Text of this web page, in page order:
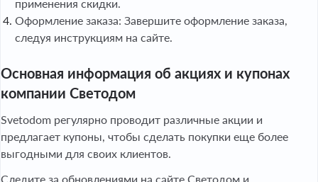
применения скидки.
Оформление заказа: Завершите оформление заказа,
следуя инструкциям на сайте.
Основная информация об акциях и купонах
компании Светодом
Svetodom регулярно проводит различные акции и
предлагает купоны, чтобы сделать покупки еще более
выгодными для своих клиентов.
Следите за обновлениями на сайте Светодом и